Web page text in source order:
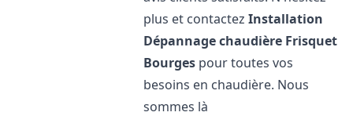
plus et contactezInstallation
Dépannage chaudière Frisquet
Bourges pour toutes vos
besoins en chaudière. Nous
sommes là